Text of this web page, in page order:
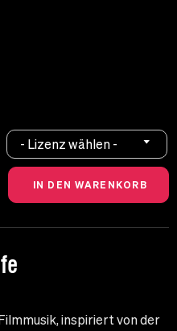
- Lizenz wählen -
inspiriert von der